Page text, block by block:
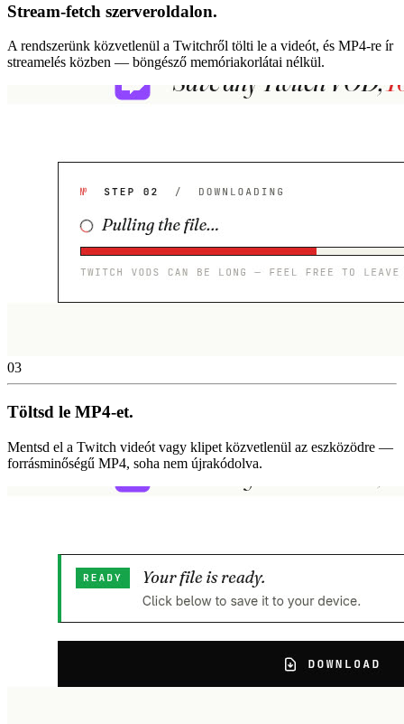
Stream-fetch szerveroldalon.
A rendszerünk közvetlenül a Twitchről tölti le a videót, és MP4-re ír
streamelés közben — böngésző memóriakorlátai nélkül.
03
Töltsd le MP4-et.
Mentsd el a Twitch videót vagy klipet közvetlenül az eszközödre —
forrásminőségű MP4, soha nem újrakódolva.